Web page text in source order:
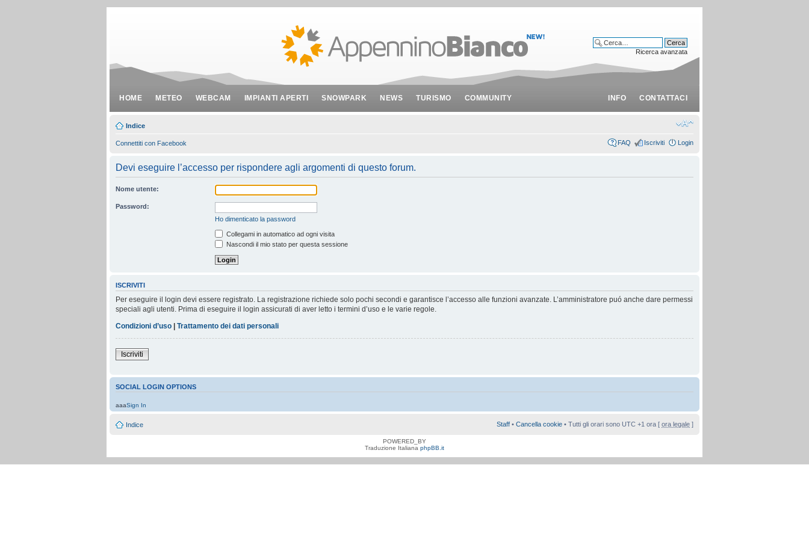
HOME METEO WEBCAM IMPIANTI APERTI SNOWPARK NEWS TURISMO COMMUNITY INFO CONTATTACI
Ricerca avanzata
Indice
Connettiti con Facebook FAQ Iscriviti Login
Devi eseguire l’accesso per rispondere agli argomenti di questo forum.
Nome utente:
Password:
Ho dimenticato la password
Collegami in automatico ad ogni visita
Nascondi il mio stato per questa sessione
ISCRIVITI
Per eseguire il login devi essere registrato. La registrazione richiede solo pochi secondi e garantisce l’accesso alle funzioni avanzate. L’amministratore puó anche dare permessi
speciali agli utenti. Prima di eseguire il login assicurati di aver letto i termini d’uso e le varie regole.
Condizioni d’uso | Trattamento dei dati personali
Iscriviti
SOCIAL LOGIN OPTIONS
aaaSign In
Indice Staff • Cancella cookie • Tutti gli orari sono UTC +1 ora [ ora legale ]
POWERED_BY
Traduzione Italiana phpBB.it